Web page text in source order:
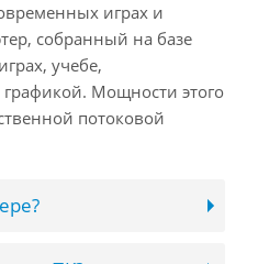
играх и
собранный на базе
учебе,
Мощности этого
потоковой